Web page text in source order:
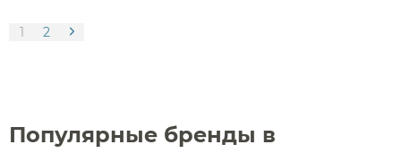
1 2
Популярные бренды в